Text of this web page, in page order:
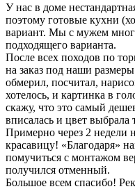
У нас в доме
поэтому готовые кухни
вариант. Мы с мужем
подходящего варианта.
После всех походов по
на заказ под наши
обмерил, посчитал,
хотелось, и картинка в
скажу, что это самый
вписалась и цвет выбрала
Примерно через 2 недели
красавицу! «Благодаря»
помучиться с монтажом
получился отменный.
Большое всем спасибо!